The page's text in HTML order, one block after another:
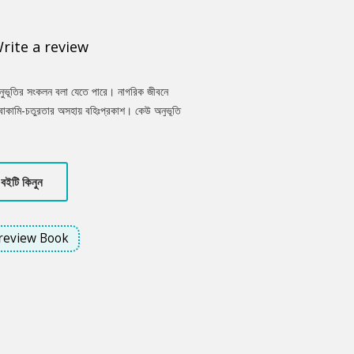
a review
সংকলন বলা যেতে পারে। নাগরিক জীবনে
চতুরতার অসহায় বহিঃপ্রকাশ। কেউ অনুভূতি
কেউবা ইন্টারনেটে প্রকাশ করে সারা পৃথিবীকে
শিল্পাঞ্চলের জ্যামে, নিজের বিশাল
কী চিন্তা চলছে তা বোঝার চেষ্টা করা হয়েছে।
বইটি কিনুন
Book